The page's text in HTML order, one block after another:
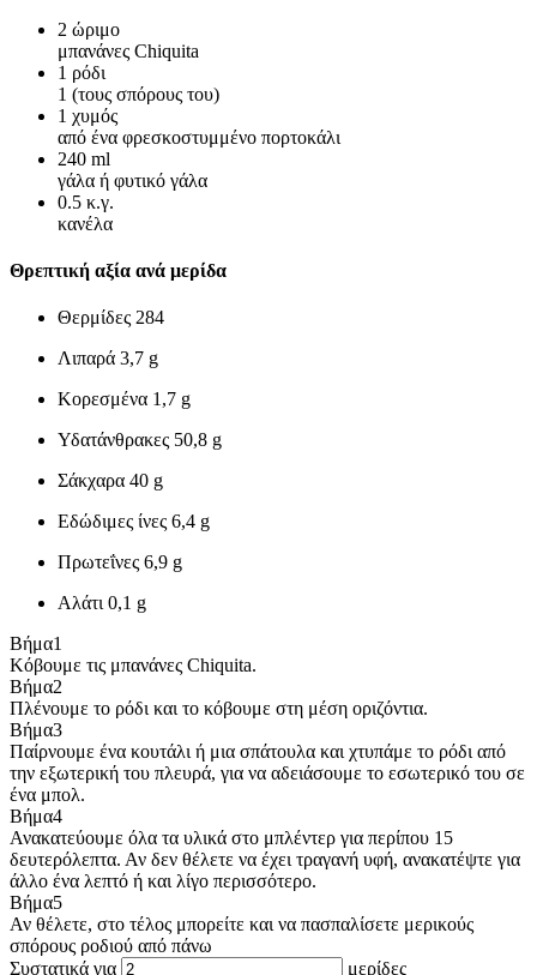
2 ώριμο
μπανάνες Chiquita
1 ρόδι
1 (τους σπόρους του)
1 χυμός
από ένα φρεσκοστυμμένο πορτοκάλι
240 ml
γάλα ή φυτικό γάλα
0.5 κ.γ.
κανέλα
Θρεπτική αξία ανά μερίδα
Θερμίδες 284
Λιπαρά 3,7 g
Κορεσμένα 1,7 g
Υδατάνθρακες 50,8 g
Σάκχαρα 40 g
Εδώδιμες ίνες 6,4 g
Πρωτεΐνες 6,9 g
Αλάτι 0,1 g
Βήμα1
Κόβουμε τις μπανάνες Chiquita.
Βήμα2
Πλένουμε το ρόδι και το κόβουμε στη μέση οριζόντια.
Βήμα3
Παίρνουμε ένα κουτάλι ή μια σπάτουλα και χτυπάμε το ρόδι από
την εξωτερική του πλευρά, για να αδειάσουμε το εσωτερικό του σε
ένα μπολ.
Βήμα4
Ανακατεύουμε όλα τα υλικά στο μπλέντερ για περίπου 15
δευτερόλεπτα. Αν δεν θέλετε να έχει τραγανή υφή, ανακατέψτε για
άλλο ένα λεπτό ή και λίγο περισσότερο.
Βήμα5
Αν θέλετε, στο τέλος μπορείτε και να πασπαλίσετε μερικούς
σπόρους ροδιού από πάνω
Συστατικά για
μερίδες